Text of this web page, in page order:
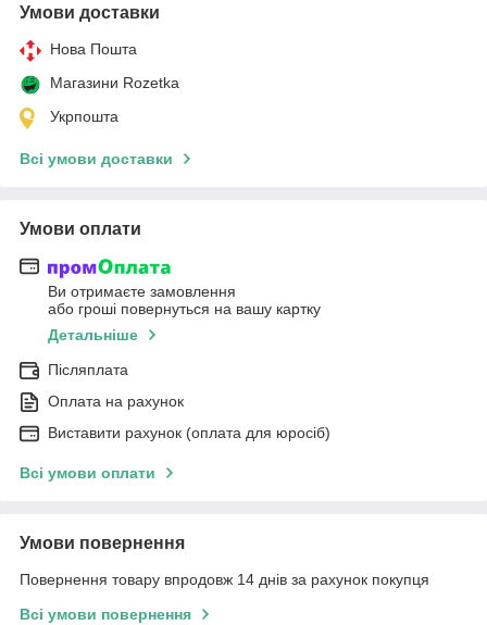
Умови доставки
Нова Пошта
Магазини Rozetka
Укрпошта
Всі умови доставки
Умови оплати
Ви отримаєте замовлення
або гроші повернуться на вашу картку
Детальніше
Післяплата
Оплата на рахунок
Виставити рахунок (оплата для юросіб)
Всі умови оплати
Умови повернення
Повернення товару впродовж 14 днів за рахунок покупця
Всі умови повернення